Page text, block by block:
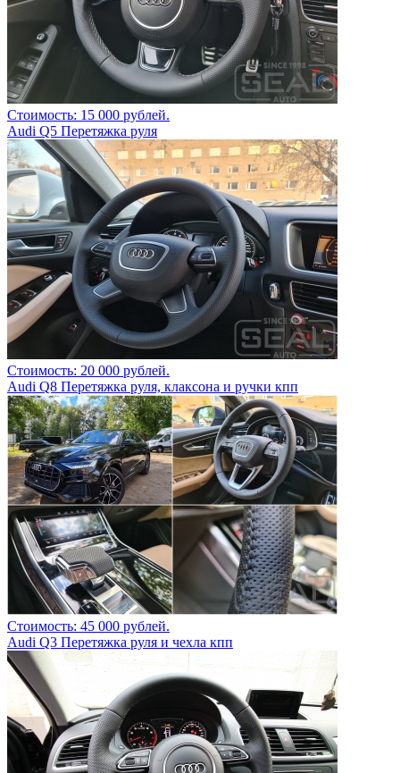
Стоимость: 15 000 рублей.
Audi Q5 Перетяжка руля
Стоимость: 20 000 рублей.
Audi Q8 Перетяжка руля, клаксона и ручки кпп
Стоимость: 45 000 рублей.
Audi Q3 Перетяжка руля и чехла кпп